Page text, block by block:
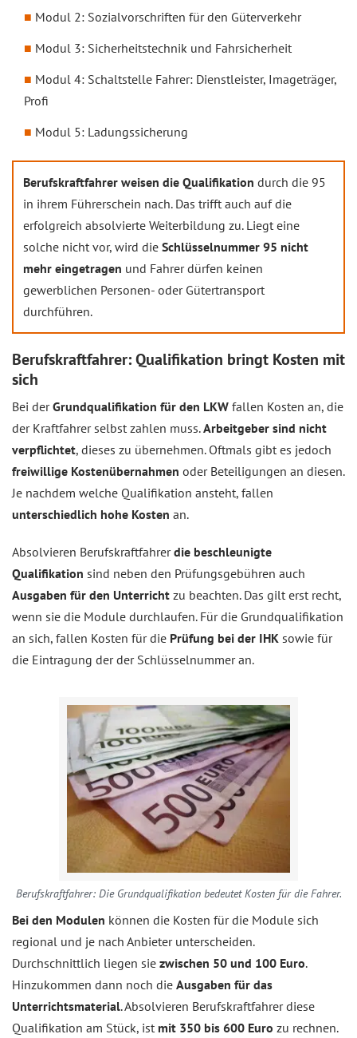
Modul 2: Sozialvorschriften für den Güterverkehr
Modul 3: Sicherheitstechnik und Fahrsicherheit
Modul 4: Schaltstelle Fahrer: Dienstleister, Imageträger,
Profi
Modul 5: Ladungssicherung
Berufskraftfahrer weisen die Qualifikation durch die 95
in ihrem Führerschein nach. Das trifft auch auf die
erfolgreich absolvierte Weiterbildung zu. Liegt eine
solche nicht vor, wird die Schlüsselnummer 95 nicht
mehr eingetragen und Fahrer dürfen keinen
gewerblichen Personen- oder Gütertransport
durchführen.
Berufskraftfahrer: Qualifikation bringt Kosten mit
sich
Bei derGrundqualifikation für den LKW fallen Kosten an, die
der Kraftfahrer selbst zahlen muss.Arbeitgeber sind nicht
verpflichtet, dieses zu übernehmen. Oftmals gibt es jedoch
freiwillige Kostenübernahmen oder Beteiligungen an diesen.
Je nachdem welche Qualifikation ansteht, fallen
unterschiedlich hohe Kosten an.
Absolvieren Berufskraftfahrerdie beschleunigte
Qualifikation sind neben den Prüfungsgebühren auch
Ausgaben für den Unterricht zu beachten. Das gilt erst recht,
wenn sie die Module durchlaufen. Für die Grundqualifikation
an sich, fallen Kosten für die Prüfung bei der IHK sowie für
die Eintragung der der Schlüsselnummer an.
Berufskraftfahrer: Die Grundqualifikation bedeutet Kosten für die Fahrer.
Bei den Modulen können die Kosten für die Module sich
regional und je nach Anbieter unterscheiden.
Durchschnittlich liegen sie zwischen 50 und 100 Euro.
Hinzukommen dann noch die Ausgaben für das
Unterrichtsmaterial. Absolvieren Berufskraftfahrer diese
Qualifikation am Stück, ist mit 350 bis 600 Euro zu rechnen.